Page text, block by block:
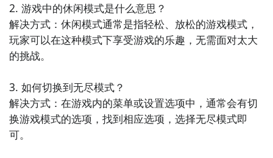
步骤2：关注大事件列表，每次急速滚球大比拼测试的时
间都会最新发布，这是九游独家的哦；
2. 游戏中的休闲模式是什么意思？
解决方式：休闲模式通常是指轻松、放松的游戏模式，
玩家可以在这种模式下享受游戏的乐趣，无需面对太大
的挑战。
3. 如何切换到无尽模式？
解决方式：在游戏内的菜单或设置选项中，通常会有切
换游戏模式的选项，找到相应选项，选择无尽模式即
可。